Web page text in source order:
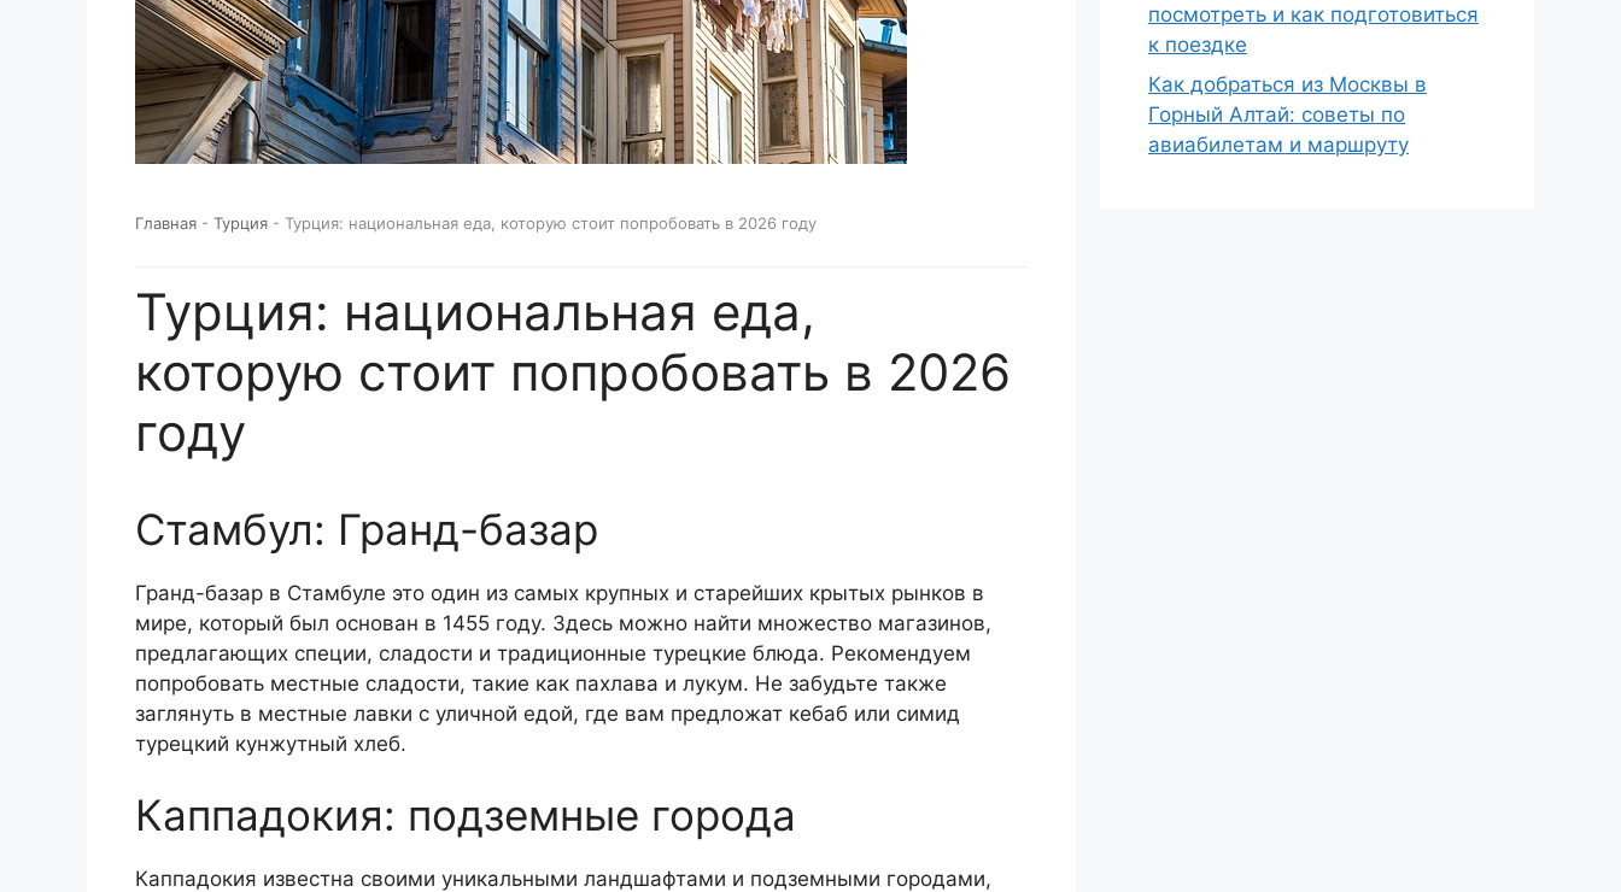
Главная - Турция - Турция: национальная еда, которую стоит попробовать в 2026 году
Турция: национальная еда,
которую стоит попробовать в 2026
году
Стамбул: Гранд-базар
Гранд-базар в Стамбуле это один из самых крупных и старейших крытых рынков в
мире, который был основан в 1455 году. Здесь можно найти множество магазинов,
предлагающих специи, сладости и традиционные турецкие блюда. Рекомендуем
попробовать местные сладости, такие как пахлава и лукум. Не забудьте также
заглянуть в местные лавки с уличной едой, где вам предложат кебаб или симид
турецкий кунжутный хлеб.
Каппадокия: подземные города
Каппадокия известна своими уникальными ландшафтами и подземными городами,
посмотреть и как подготовиться
к поездке
Как добраться из Москвы в
Горный Алтай: советы по
авиабилетам и маршруту